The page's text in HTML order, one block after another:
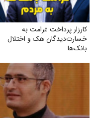
کارزار پرداخت غرامت به
خسارت‌دیدگان هک و اختلال
بانک‌ها